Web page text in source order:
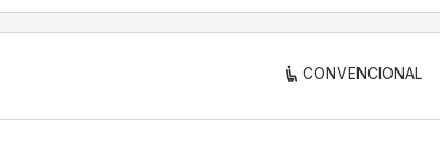
CONVENCIONAL